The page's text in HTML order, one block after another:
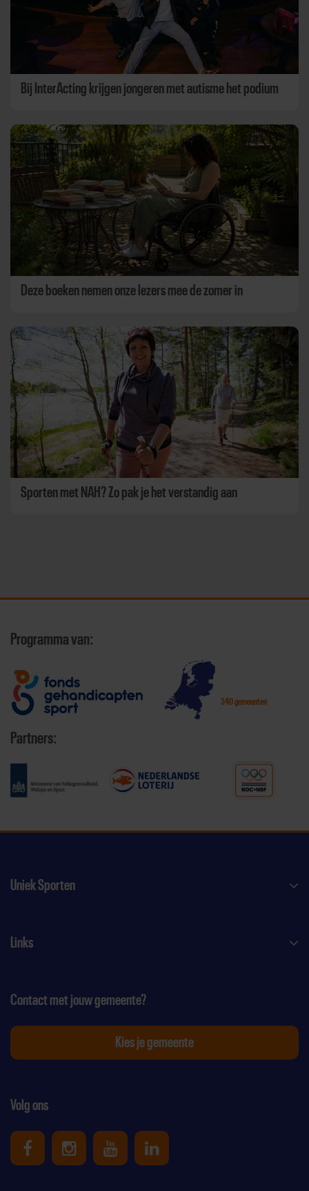
Bij InterActing krijgen jongeren met autisme het podium
Deze boeken nemen onze lezers mee de zomer in
Sporten met NAH? Zo pak je het verstandig aan
Programma van:
340 gemeenten
Partners:
Uniek Sporten
Links
Volg ons
Uniek Sporten op Facebook
Uniek Sporten op Instagram
Uniek Sporten op Youtube
Uniek Sporten op
Contact met jouw gemeente?
Kies je gemeente